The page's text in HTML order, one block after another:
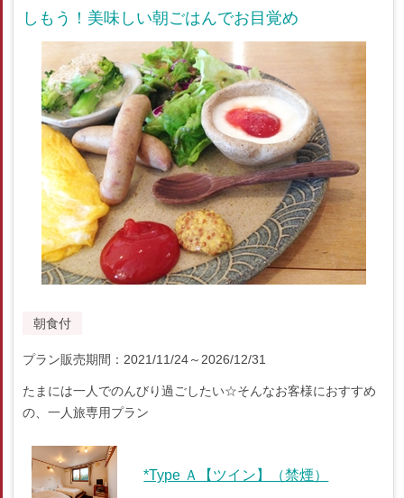
しもう！美味しい朝ごはんでお目覚め
朝食付
プラン販売期間：2021/11/24～2026/12/31
たまには一人でのんびり過ごしたい☆そんなお客様におすすめ
の、一人旅専用プラン
*Type Ａ【ツイン】（禁煙）